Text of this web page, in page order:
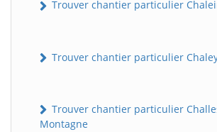
Trouver chantier particulier
Trouver chantier particulier
Trouver chantier particulier
Montagne